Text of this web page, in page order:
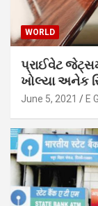
WORLD
પ્રાઈવેટ
ખોલ્યા અનેક
June 5, 2021 E